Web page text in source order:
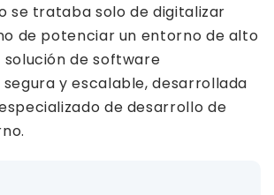
se trataba solo de digitalizar
de potenciar un entorno de alto
solución de software
y escalable, desarrollada
de desarrollo de